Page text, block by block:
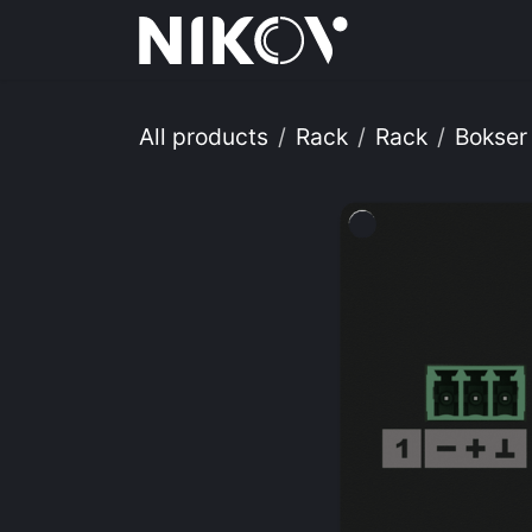
Skip to Content
All products Rack Rack